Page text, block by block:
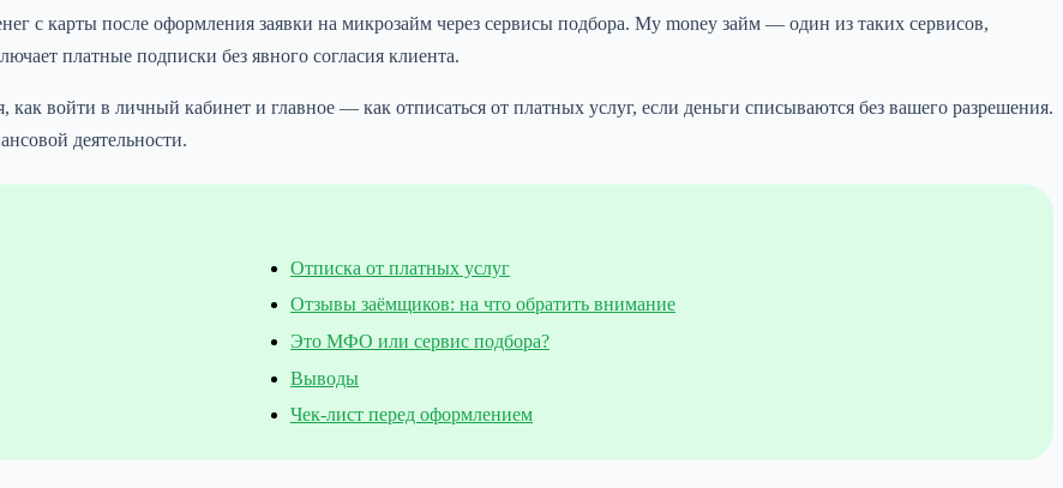
с карты после оформления заявки на микрозайм через сервисы подбора. My money займ — один из таких сервисов,
платные подписки без явного согласия клиента.
как войти в личный кабинет и главное — как отписаться от платных услуг, если деньги списываются без вашего разрешения.
деятельности.
Отписка от платных услуг
Отзывы заёмщиков: на что обратить внимание
Это МФО или сервис подбора?
Выводы
Чек-лист перед оформлением